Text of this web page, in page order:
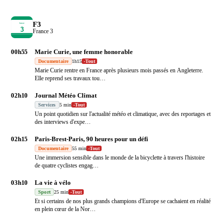
F3
France 3
00h55 Marie Curie, une femme honorable
Documentaire 1h15 -Tout
Marie Curie rentre en France après plusieurs mois passés en Angleterre.
Elle reprend ses travaux tou…
02h10 Journal Météo Climat
Services 5 min -Tout
Un point quotidien sur l'actualité météo et climatique, avec des reportages et
des interviews d'expe…
02h15 Paris-Brest-Paris, 90 heures pour un défi
Documentaire 55 min -Tout
Une immersion sensible dans le monde de la bicyclette à travers l'histoire
de quatre cyclistes engag…
03h10 La vie à vélo
Sport 25 min -Tout
Et si certains de nos plus grands champions d'Europe se cachaient en réalité
en plein cœur de la Nor…